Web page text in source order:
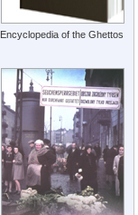
Encyclopedia of the Ghettos